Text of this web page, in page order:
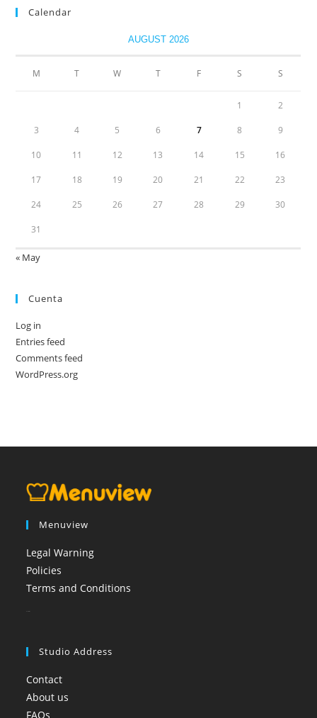
Calendar
AUGUST 2026
M T W T F S S
1 2
3 4 5 6 7 8 9
10 11 12 13 14 15 16
17 18 19 20 21 22 23
24 25 26 27 28 29 30
31
« May
Cuenta
Log in
Entries feed
Comments feed
WordPress.org
Menuview
Legal Warning
Policies
Terms and Conditions
Studio Address
Contact
About us
FAQs